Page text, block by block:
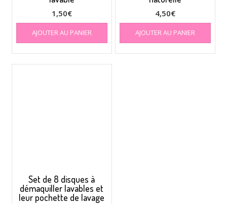
1,50€
AJOUTER AU PANIER
4,50€
AJOUTER AU PANIER
Set de 8 disques à
démaquiller lavables et
leur pochette de lavage